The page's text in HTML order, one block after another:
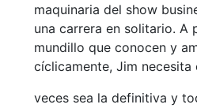
maquinaria del show
una carrera en solitario. A
mundillo que conocen y
cíclicamente, Jim necesita
veces sea la definitiva y